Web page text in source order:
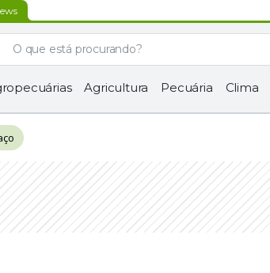
Agricultura Pecuária Clima